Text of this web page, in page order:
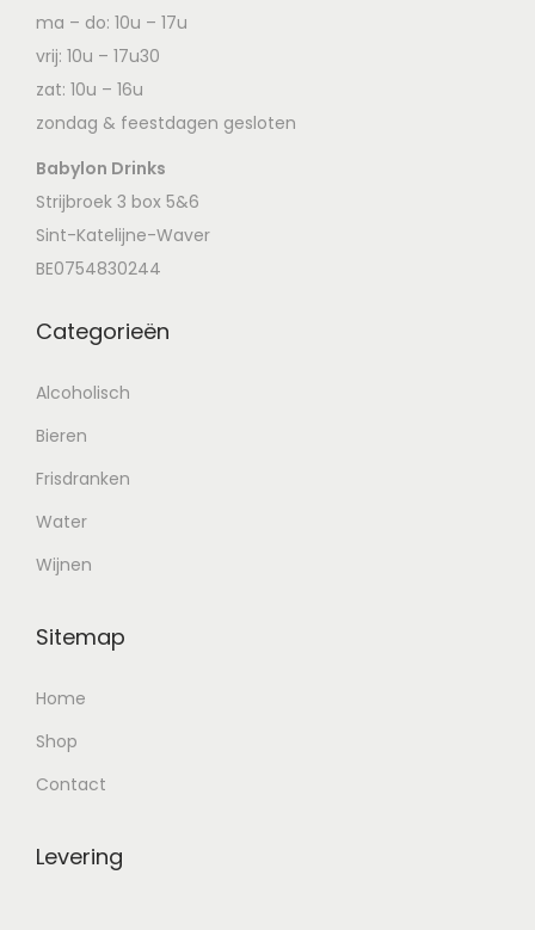
ma – do: 10u – 17u
vrij: 10u – 17u30
zat: 10u – 16u
zondag & feestdagen gesloten
Babylon Drinks
Strijbroek 3 box 5&6
Sint-Katelijne-Waver
BE0754830244
Categorieën
Alcoholisch
Bieren
Frisdranken
Water
Wijnen
Sitemap
Home
Shop
Contact
Levering